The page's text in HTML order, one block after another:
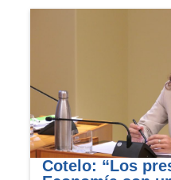
Cotelo: “Los